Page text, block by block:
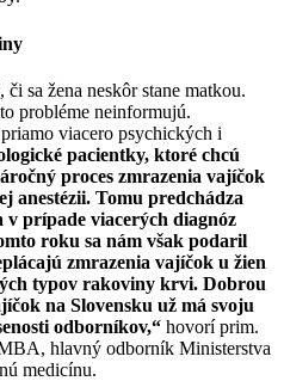
sa žena neskôr stane matkou.
probléme neinformujú.
viacero psychických i
pacientky, ktoré chcú
proces zmrazenia vajíčok
anestézii. Tomu predchádza
v prípade viacerých diagnóz
roku sa nám však podaril
zmrazenia vajíčok u žien
typov rakoviny krvi. Dobrou
na Slovensku už má svoju
odborníkov,“ hovorí prim.
hlavný odborník Ministerstva
medicínu.